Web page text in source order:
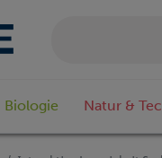
Biologie Natur &